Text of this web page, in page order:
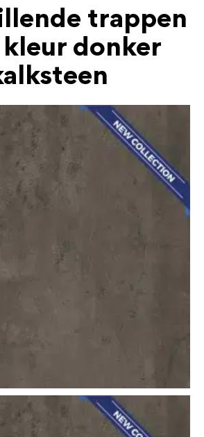
trappen
kleur donker